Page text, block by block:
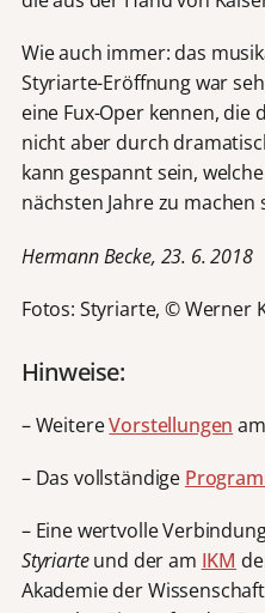
Wie auch immer: das
Styriarte-Eröffnung war
eine Fux-Oper kennen, die
nicht aber durch
kann gespannt sein,
nächsten Jahre zu machen
Hermann Becke, 23. 6. 2018
Fotos: Styriarte, © Werner
Hinweise:
– WeitereVorstellungen
– Das vollständige
– Eine wertvolle
Styriarteund der am IKM
Akademie der